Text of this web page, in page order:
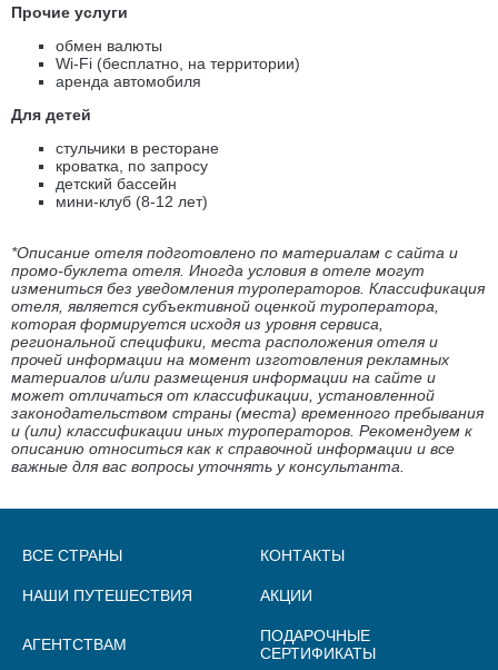
Прочие услуги
обмен валюты
Wi-Fi (бесплатно, на территории)
аренда автомобиля
Для детей
стульчики в ресторане
кроватка, по запросу
детский бассейн
мини-клуб (8-12 лет)
*Описание отеля подготовлено по материалам с сайта и
промо-буклета отеля. Иногда условия в отеле могут
измениться без уведомления туроператоров. Классификация
отеля, является субъективной оценкой туроператора,
которая формируется исходя из уровня сервиса,
региональной специфики, места расположения отеля и
прочей информации на момент изготовления рекламных
материалов и/или размещения информации на сайте и
может отличаться от классификации, установленной
законодательством страны (места) временного пребывания
и (или) классификации иных туроператоров. Рекомендуем к
описанию относиться как к справочной информации и все
важные для вас вопросы уточнять у консультанта.
ВСЕ СТРАНЫ КОНТАКТЫ
НАШИ ПУТЕШЕСТВИЯ АКЦИИ
АГЕНТСТВАМ
ПОДАРОЧНЫЕ
СЕРТИФИКАТЫ